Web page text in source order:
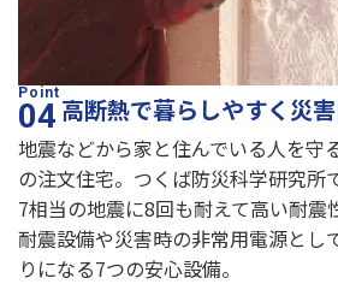
高断熱で暮らしやすく災
地震などから家と住んでいる人を守
の注文住宅。つくば防災科学研究所
7相当の地震に8回も耐えて高い耐震
耐震設備や災害時の非常用電源とし
りになる7つの安心設備。